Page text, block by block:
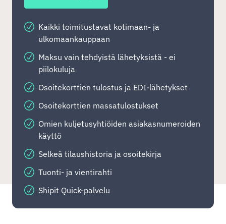
Kaikki toimitustavat kotimaan- ja
ulkomaankauppaan
Maksu vain tehdyistä lähetyksistä - ei
piilokuluja
Osoitekorttien tulostus ja EDI-lähetykset
Osoitekorttien massatulostukset
Omien kuljetusyhtiöiden asiakasnumeroiden
käyttö
Selkeä tilaushistoria ja osoitekirja
Tuonti- ja vientirahti
Shipit Quick-palvelu